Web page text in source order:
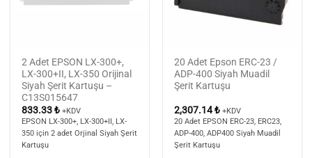
2 Adet EPSON LX-300+,
LX-300+II, LX-350 Orijinal
Siyah Şerit Kartuşu –
C13S015647
833.33₺ +KDV
EPSON LX-300+, LX-300+II, LX-
350 için 2 adet Orjinal Siyah Şerit
Kartuşu
20 Adet Epson ERC-23 /
ADP-400 Siyah Muadil
Şerit Kartuşu
2,307.14₺ +KDV
20 Adet EPSON ERC-23, ERC23,
ADP-400, ADP400 Siyah Muadil
Şerit Kartuşu